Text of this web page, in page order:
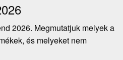
2026. Megmutatjuk melyek a
és melyeket nem